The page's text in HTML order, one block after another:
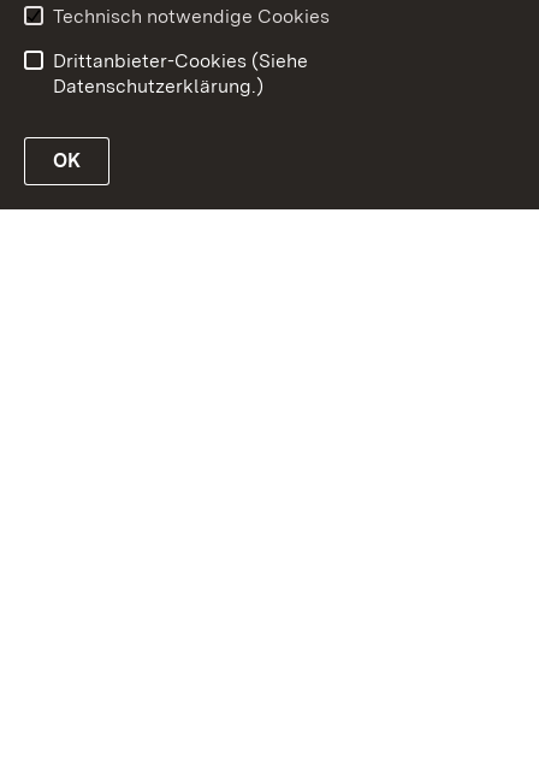
Technisch notwendige Cookies
Drittanbieter-Cookies (Siehe
Datenschutzerklärung.)
OK